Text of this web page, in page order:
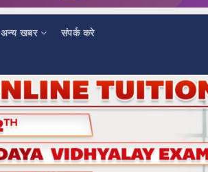
अन्य खबर
संपर्क करे